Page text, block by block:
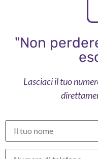
"Non
Lasciaci il tuo